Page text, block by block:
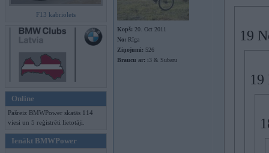
F13 kabriolets
Online
Pašreiz BMWPower skatās 114
viesi un 5 reģistrēti lietotāji.
Ienākt BMWPower
Kopš: 20. Oct 2011
No: Rīga
Ziņojumi: 526
Braucu ar: i3 & Subaru
19
19